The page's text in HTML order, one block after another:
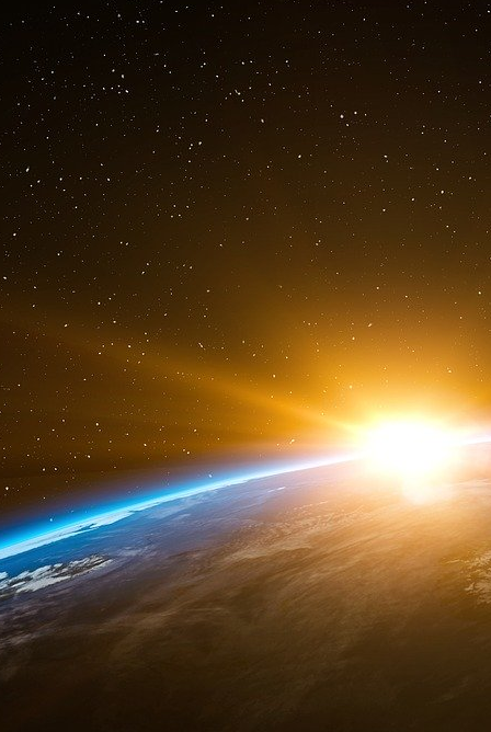
Jusqu’en 2022, les levées de fonds
startups à des dépenses extravagantes,
a prévalu durant ces années fastes. Le
campagnes marketing coûteuses se sont
construire une véritable culture d’entreprise »,
Depuis, les critères des fonds
séduits par des promesses de croissance
exigeants en matière de rentabilité. « Le
doivent désormais gérer la casse dans
explique Claude Calmon. Les startups,
astronomiques, peinent à lever des fonds
directeur général de Sopra Steria Ventures,
les jeunes pousses issues des années
trésorerie suffisante pour tenir jusqu’à leur
Une correction nécessaire pour un
Cette vague de faillites peut être perçue
entreprises les plus solides, celles qui ont
recentrer sur la rentabilité, en sortent,
exemple, on observe un nombre de
d’affaires et les fonds propres des
observe Claude Calmon.
Socheat Chhay partage ce constat en
alarmantes, mais plutôt révélatrices d’un